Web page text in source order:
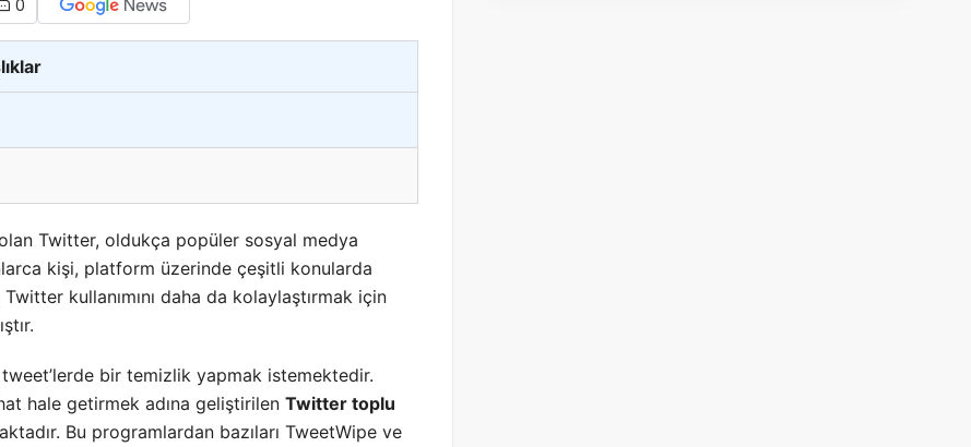
0
Twitter, oldukça popüler sosyal medya
kişi, platform üzerinde çeşitli konularda
kullanımını daha da kolaylaştırmak için
tweet’lerde bir temizlik yapmak istemektedir.
hale getirmek adına geliştirilen Twitter toplu
Bu programlardan bazıları TweetWipe ve